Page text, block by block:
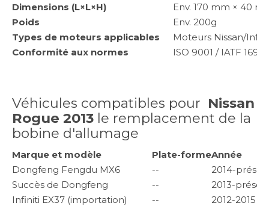
Dimensions (L×L×H)
Env. 170 mm × 40
Poids
Env. 200g
Types de moteurs applicables
Moteurs Nissan/
Conformité aux normes
ISO 9001 / IATF
Véhicules compatibles pour Nissan
Rogue 2013 le remplacement de la
bobine d'allumage
Marque et modèle Plate-formeAnnée
Dongfeng Fengdu MX6
--
2014-
Succès de Dongfeng
--
2013-
Infiniti EX37 (importation)
--
2012-2015